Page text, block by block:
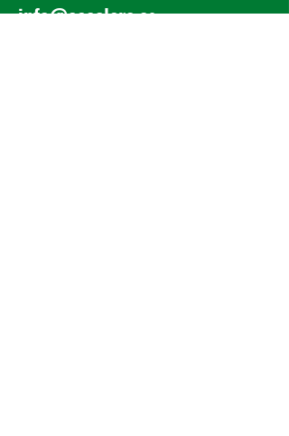
info@caeclaro.es